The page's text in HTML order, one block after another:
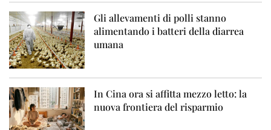
Gli allevamenti di polli stanno
alimentando i batteri della diarrea
umana
In Cina ora si affitta mezzo letto: la
nuova frontiera del risparmio